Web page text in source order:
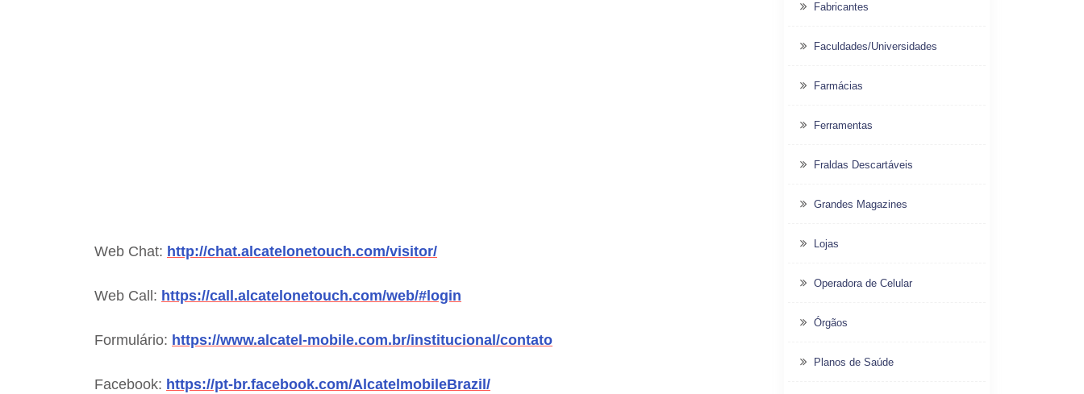
Web Chat: http://chat.alcatelonetouch.com/visitor/
Web Call: https://call.alcatelonetouch.com/web/#login
Formulário: https://www.alcatel-mobile.com.br/institucional/contato
Facebook: https://pt-br.facebook.com/AlcatelmobileBrazil/
Fabricantes
Faculdades/Universidades
Farmácias
Ferramentas
Fraldas Descartáveis
Grandes Magazines
Lojas
Operadora de Celular
Órgãos
Planos de Saúde